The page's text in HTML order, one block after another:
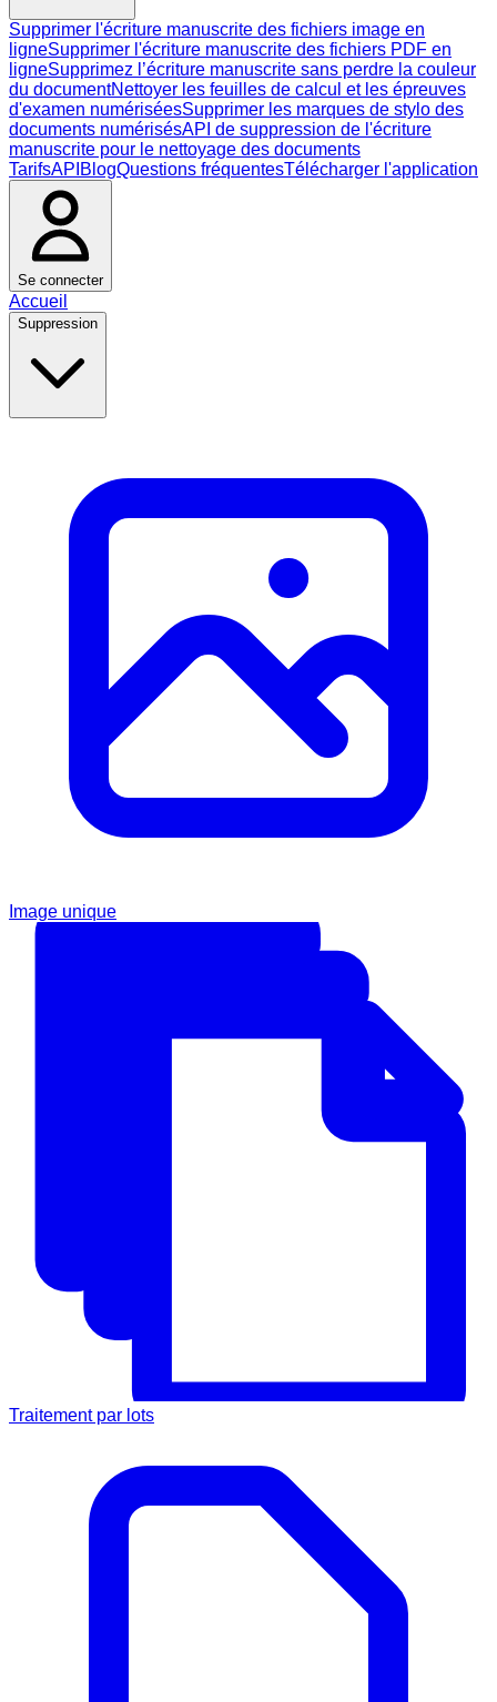
Supprimer l'écriture manuscrite des fichiers image en
ligneSupprimer l'écriture manuscrite des fichiers PDF en
ligneSupprimez l’écriture manuscrite sans perdre la couleur
du documentNettoyer les feuilles de calcul et les épreuves
d'examen numériséesSupprimer les marques de stylo des
documents numérisésAPI de suppression de l'écriture
manuscrite pour le nettoyage des documents
TarifsAPI BlogQuestions fréquentesTélécharger l'application
Se connecter
Accueil
Suppression
Image unique
Traitement par lots